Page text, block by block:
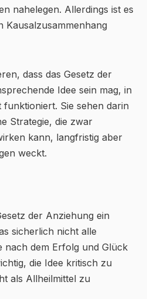
nahelegen. Allerdings ist es
Kausalzusammenhang
dass das Gesetz der
Idee sein mag, in
Sie sehen darin
Strategie, die zwar
kann, langfristig aber
weckt.
der Anziehung ein
sicherlich nicht alle
nach dem Erfolg und Glück
die Idee kritisch zu
als Allheilmittel zu